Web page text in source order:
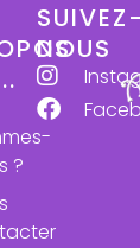
?
SUIVEZ-
NOUS